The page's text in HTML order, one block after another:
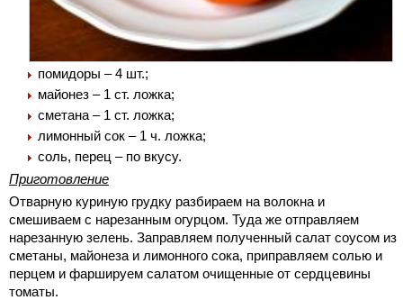
помидоры – 4 шт.;
майонез – 1 ст. ложка;
сметана – 1 ст. ложка;
лимонный сок – 1 ч. ложка;
соль, перец – по вкусу.
Приготовление
Отварную куриную грудку разбираем на волокна и
смешиваем с нарезанным огурцом. Туда же отправляем
нарезанную зелень. Заправляем полученный салат соусом из
сметаны, майонеза и лимонного сока, приправляем солью и
перцем и фаршируем салатом очищенные от сердцевины
томаты.